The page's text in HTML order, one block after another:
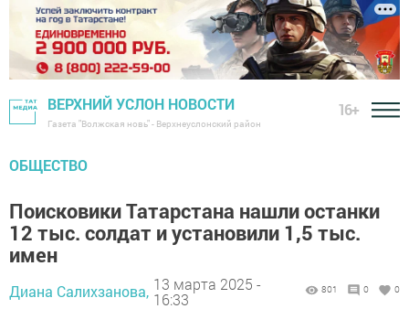
ВЕРХНИЙ УСЛОН НОВОСТИ
Газета "Волжская новь" - Верхнеуслонский район
16+
ОБЩЕСТВО
Поисковики Татарстана нашли останки
12 тыс. солдат и установили 1,5 тыс.
имен
Диана Салихзанова, 13 марта 2025 -
16:33
801 0 0